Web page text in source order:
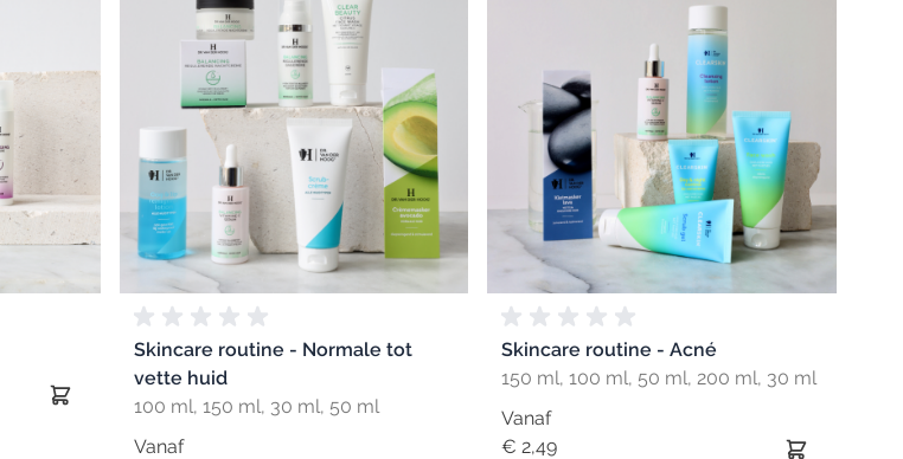
Skincare routine - Normale tot
vette huid
100 ml, 150 ml, 30 ml, 50 ml
Vanaf
Skincare routine - Acné
150 ml, 100 ml, 50 ml, 200 ml, 30 ml
Vanaf
€ 2,49